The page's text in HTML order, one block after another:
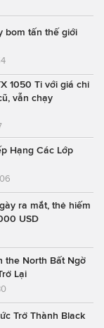
bom tấn thế giới
1050 Ti với giá chỉ
vẫn chạy
Hạng Các Lớp
ra mắt, thẻ hiếm
USD
the North Bất Ngờ
Lại
Trở Thành Black